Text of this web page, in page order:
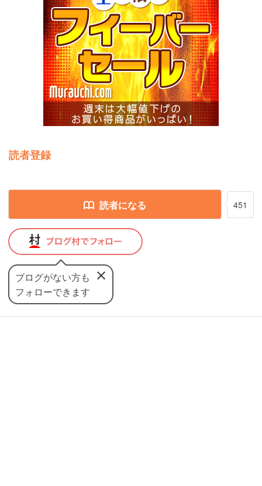
読者登録
読者になる 451
ブログがない方も
フォローできます